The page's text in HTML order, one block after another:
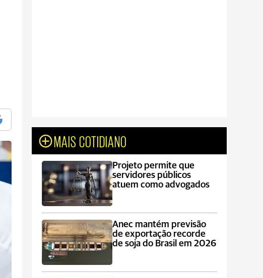
MAIS COTIDIANO
Projeto permite que
servidores públicos
atuem como advogados
Anec mantém previsão
de exportação recorde
de soja do Brasil em 2026